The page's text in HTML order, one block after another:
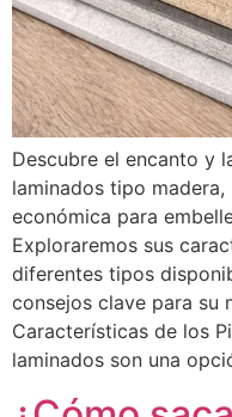
Descubre el encanto y
laminados tipo
económica para
Exploraremos sus
diferentes tipos
consejos clave para su
Características de los
laminados son una